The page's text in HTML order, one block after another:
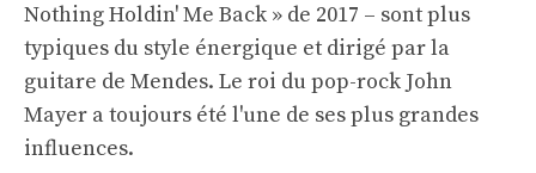
Nothing Holdin' Me Back » de 2017 – sont plus
typiques du style énergique et dirigé par la
guitare de Mendes. Le roi du pop-rock John
Mayer a toujours été l'une de ses plus grandes
influences.